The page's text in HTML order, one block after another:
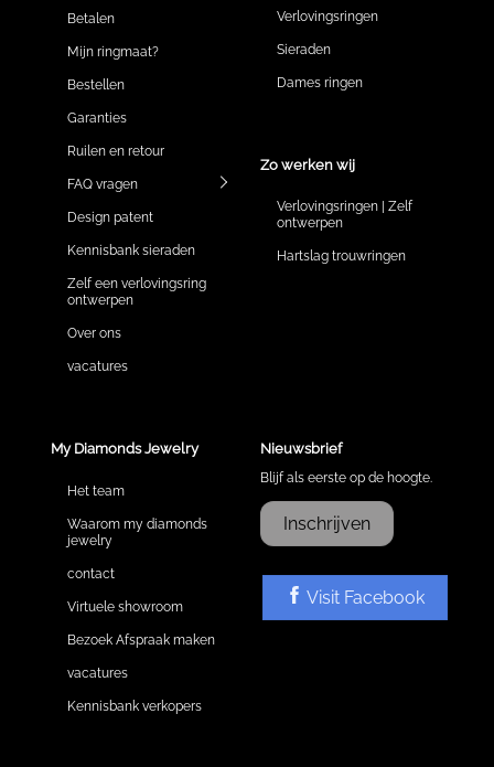
Betalen
Mijn ringmaat?
Bestellen
Garanties
Ruilen en retour
FAQ vragen
Design patent
Kennisbank sieraden
Zelf een verlovingsring
ontwerpen
Over ons
vacatures
Verlovingsringen
Sieraden
Dames ringen
Zo werken wij
Verlovingsringen | Zelf
ontwerpen
Hartslag trouwringen
My Diamonds Jewelry
Het team
Waarom my diamonds
jewelry
contact
Virtuele showroom
Bezoek Afspraak maken
vacatures
Kennisbank verkopers
Nieuwsbrief
Blijf als eerste op de hoogte.
Inschrijven
Visit Facebook